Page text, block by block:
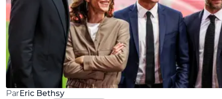
ParEric Bethsy